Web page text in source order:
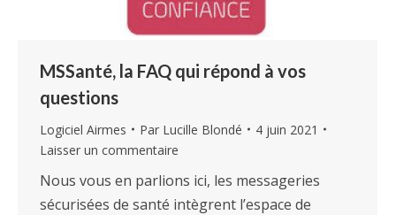
MSSanté, la FAQ qui répond à vos
questions
Logiciel Airmes Par Lucille Blondé
4 juin 2021
Laisser un commentaire
Nous vous en parlions ici, les messageries
sécurisées de santé intègrent l’espace de